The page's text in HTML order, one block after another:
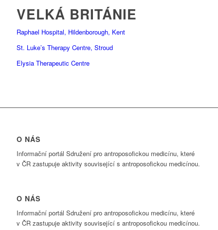
VELKÁ BRITÁNIE
Raphael Hospital, Hildenborough, Kent
St. Luke’s Therapy Centre, Stroud
Elysia Therapeutic Centre
O NÁS
Informační portál Sdružení pro antroposofickou medicínu, které
v ČR zastupuje aktivity související s antroposofickou medicínou.
O NÁS
Informační portál Sdružení pro antroposofickou medicínu, které
v ČR zastupuje aktivity související s antroposofickou medicínou.